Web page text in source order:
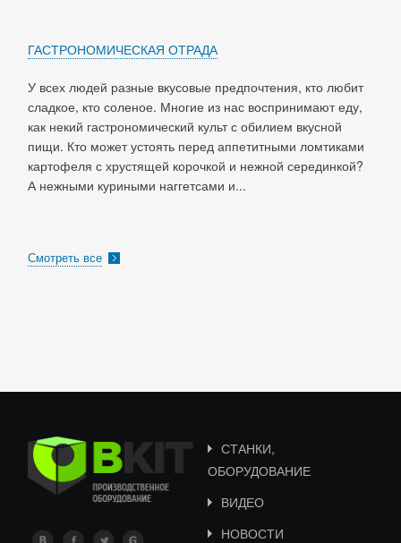
ГАСТРОНОМИЧЕСКАЯ ОТРАДА
У всех людей разные вкусовые предпочтения, кто любит
сладкое, кто соленое. Многие из нас воспринимают еду,
как некий гастрономический культ с обилием вкусной
пищи. Кто может устоять перед аппетитными ломтиками
картофеля с хрустящей корочкой и нежной серединкой?
А нежными куриными наггетсами и...
Смотреть все
СТАНКИ,
ОБОРУДОВАНИЕ
ВИДЕО
НОВОСТИ